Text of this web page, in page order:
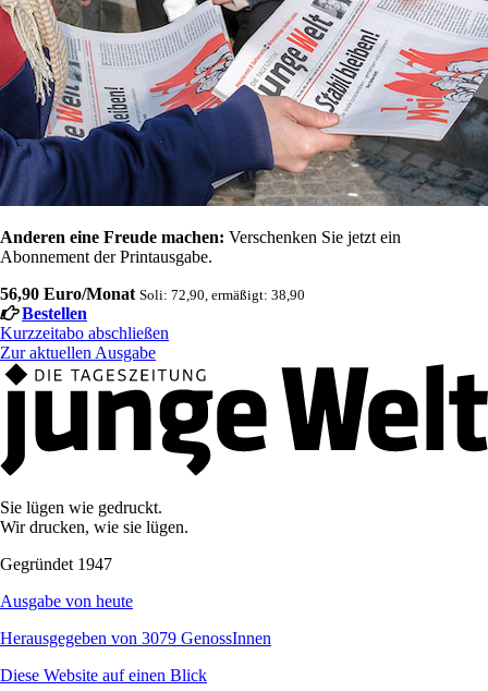
Anderen eine Freude machen: Verschenken Sie jetzt ein
Abonnement der Printausgabe.
56,90 Euro/Monat Soli: 72,90, ermäßigt: 38,90
Bestellen
Kurzzeitabo abschließen
Zur aktuellen Ausgabe
Sie lügen wie gedruckt.
Wir drucken, wie sie lügen.
Gegründet 1947
Ausgabe von heute
Herausgegeben von 3079 GenossInnen
Diese Website auf einen Blick